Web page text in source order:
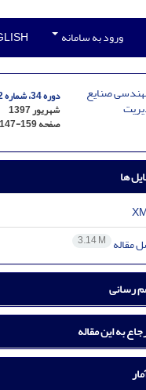
ورود به سامانه
دوره 34، شماره 1.2
شهریور 1397
صفحه147-159
ها
مقاله 3.14 M
رسانی
به این مقاله